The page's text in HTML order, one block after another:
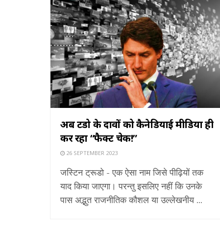
अब ट्रूडो के दावों को कैनेडियाई मीडिया ही
कर रहा “फैक्ट चेक!”
26 SEPTEMBER 2023
जस्टिन ट्रूडो - एक ऐसा नाम जिसे पीढ़ियों तक
याद किया जाएगा। परन्तु इसलिए नहीं कि उनके
पास अद्भुत राजनीतिक कौशल या उल्लेखनीय ...